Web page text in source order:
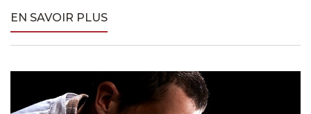
EN SAVOIR PLUS